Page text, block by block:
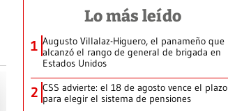
Lo más leído
1 Augusto Villalaz-Higuero, el panameño que
alcanzó el rango de general de brigada en
Estados Unidos
2 CSS advierte: el 18 de agosto vence el plazo
para elegir el sistema de pensiones